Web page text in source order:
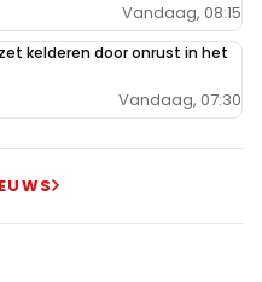
Vandaag, 08:15
kelderen door onrust in het
Vandaag, 07:30